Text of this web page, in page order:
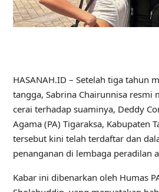
HASANAH.ID – Setelah tiga tahun
tangga, Sabrina Chairunnisa resmi
cerai terhadap suaminya, Deddy
Agama (PA) Tigaraksa, Kabupaten
tersebut kini telah terdaftar dan
penanganan di lembaga peradilan
Kabar ini dibenarkan oleh Humas